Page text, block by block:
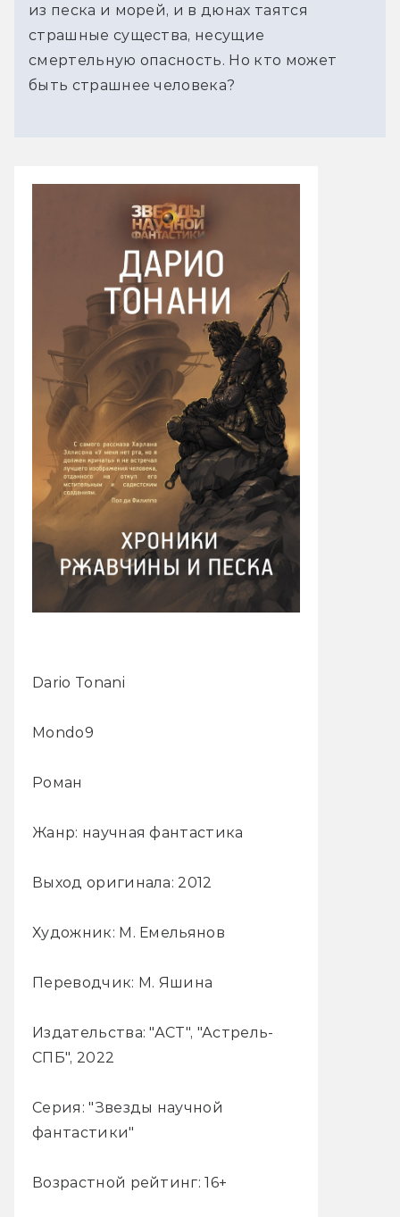
из песка и морей, и в дюнах таятся
страшные существа, несущие
смертельную опасность. Но кто может
быть страшнее человека?
Dario Tonani
Mondo9
Роман
Жанр: научная фантастика
Выход оригинала: 2012
Художник: М. Емельянов
Переводчик: М. Яшина
Издательства: "АСТ", "Астрель-
СПБ", 2022
Серия: "Звезды научной
фантастики"
Возрастной рейтинг: 16+